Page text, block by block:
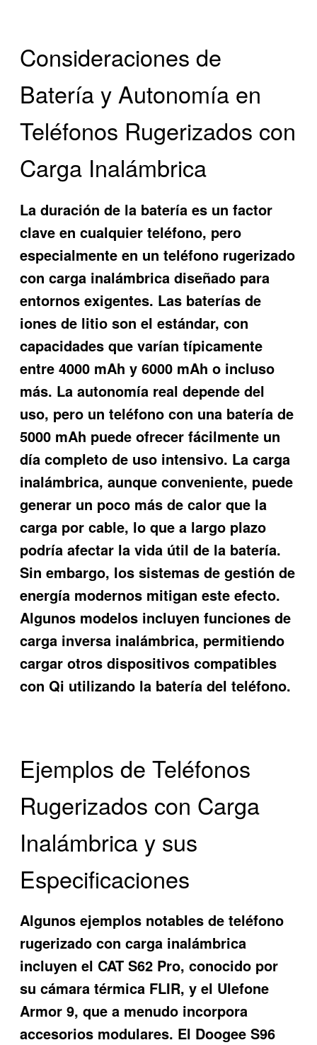
Consideraciones de
Batería y Autonomía en
Teléfonos Rugerizados con
Carga Inalámbrica
La duración de la batería es un factor
clave en cualquier teléfono, pero
especialmente en unteléfono rugerizado
con carga inalámbrica diseñado para
entornos exigentes. Las baterías de
iones de litio son el estándar, con
capacidades que varían típicamente
entre 4000 mAh y 6000 mAh o incluso
más. La autonomía real depende del
uso, pero un teléfono con una batería de
5000 mAh puede ofrecer fácilmente un
día completo de uso intensivo. La carga
inalámbrica, aunque conveniente, puede
generar un poco más de calor que la
carga por cable, lo que a largo plazo
podría afectar la vida útil de la batería.
Sin embargo, los sistemas de gestión de
energía modernos mitigan este efecto.
Algunos modelos incluyen funciones de
carga inversa inalámbrica, permitiendo
cargar otros dispositivos compatibles
con Qi utilizando la batería del teléfono.
Ejemplos de Teléfonos
Rugerizados con Carga
Inalámbrica y sus
Especificaciones
Algunos ejemplos notables deteléfono
rugerizado con carga inalámbrica
incluyen el CAT S62 Pro, conocido por
su cámara térmica FLIR, y el Ulefone
Armor 9, que a menudo incorpora
accesorios modulares. El Doogee S96